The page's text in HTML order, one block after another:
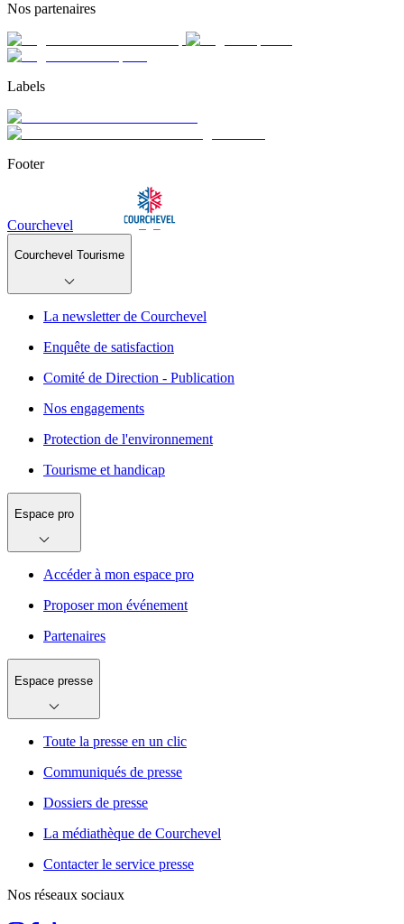
Nos partenaires
Labels
Footer
Courchevel
Courchevel Tourisme
La newsletter de Courchevel
Enquête de satisfaction
Comité de Direction - Publication
Nos engagements
Protection de l'environnement
Tourisme et handicap
Espace pro
Accéder à mon espace pro
Proposer mon événement
Partenaires
Espace presse
Toute la presse en un clic
Communiqués de presse
Dossiers de presse
La médiathèque de Courchevel
Contacter le service presse
Nos réseaux sociaux